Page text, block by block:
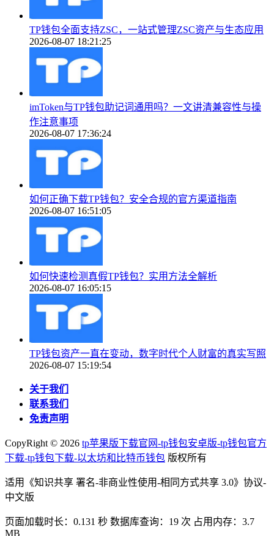
TP钱包全面支持ZSC，一站式管理ZSC资产与生态应用
2026-08-07 18:21:25
imToken与TP钱包助记词通用吗？一文讲清兼容性与操
作注意事项
2026-08-07 17:36:24
如何正确下载TP钱包？安全合规的官方渠道指南
2026-08-07 16:51:05
如何快速检测真假TP钱包？实用方法全解析
2026-08-07 16:05:15
TP钱包资产一直在变动，数字时代个人财富的真实写照
2026-08-07 15:19:54
关于我们
联系我们
免责声明
CopyRight © 2026 tp苹果版下载官网-tp钱包安卓版-tp钱包官方
下载-tp钱包下载-以太坊和比特币钱包 版权所有
适用《知识共享 署名-非商业性使用-相同方式共享 3.0》协议-
中文版
页面加载时长：0.131 秒 数据库查询：19 次 占用内存：3.7
MB